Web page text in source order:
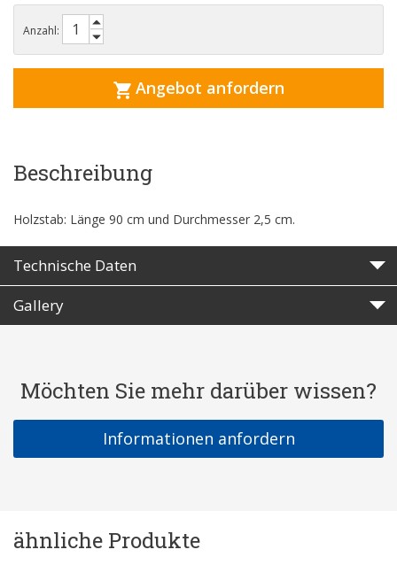
Anzahl:
Angebot anfordern
Beschreibung
Holzstab: Länge 90 cm und Durchmesser 2,5 cm.
Technische Daten
Gallery
Möchten Sie mehr darüber wissen?
Informationen anfordern
ähnliche Produkte